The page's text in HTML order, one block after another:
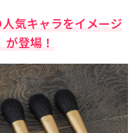
気キャラをイメージ
登場！